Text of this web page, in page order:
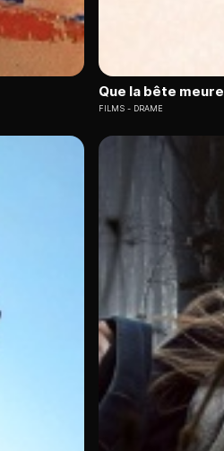
Que la bête meure
FILMS DRAME